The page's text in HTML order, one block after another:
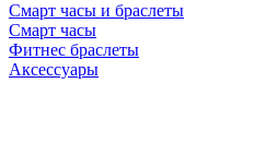
Смарт часы и браслеты
Смарт часы
Фитнес браслеты
Аксессуары